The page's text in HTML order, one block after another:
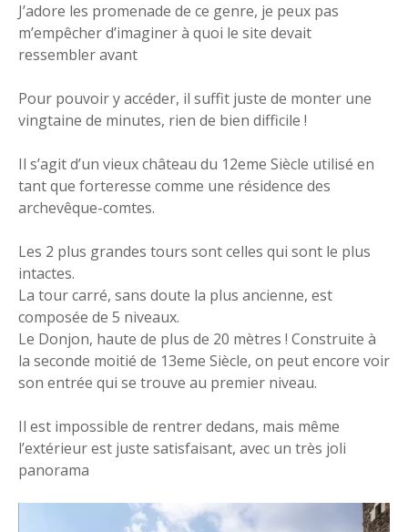
J’adore les promenade de ce genre, je peux pas
m’empêcher d’imaginer à quoi le site devait
ressembler avant
Pour pouvoir y accéder, il suffit juste de monter une
vingtaine de minutes, rien de bien difficile !
Il s’agit d’un vieux château du 12eme Siècle utilisé en
tant que forteresse comme une résidence des
archevêque-comtes.
Les 2 plus grandes tours sont celles qui sont le plus
intactes.
La tour carré, sans doute la plus ancienne, est
composée de 5 niveaux.
Le Donjon, haute de plus de 20 mètres ! Construite à
la seconde moitié de 13eme Siècle, on peut encore voir
son entrée qui se trouve au premier niveau.
Il est impossible de rentrer dedans, mais même
l’extérieur est juste satisfaisant, avec un très joli
panorama